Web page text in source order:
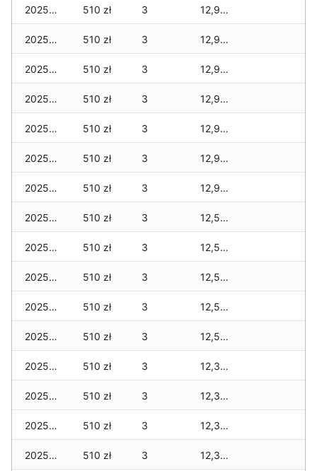
2025-12-03 510 zł 3 12,909 zł
2025-12-02 510 zł 3 12,909 zł
2025-12-01 510 zł 3 12,909 zł
2025-11-30 510 zł 3 12,909 zł
2025-11-29 510 zł 3 12,909 zł
2025-11-28 510 zł 3 12,909 zł
2025-11-27 510 zł 3 12,909 zł
2025-11-26 510 zł 3 12,599 zł
2025-11-25 510 zł 3 12,599 zł
2025-11-24 510 zł 3 12,599 zł
2025-11-23 510 zł 3 12,599 zł
2025-11-22 510 zł 3 12,599 zł
2025-11-21 510 zł 3 12,399 zł
2025-11-20 510 zł 3 12,399 zł
2025-11-19 510 zł 3 12,399 zł
2025-11-18 510 zł 3 12,399 zł